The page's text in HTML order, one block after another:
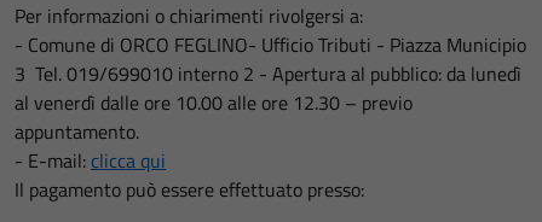
Per informazioni o chiarimenti rivolgersi a:
- Comune di ORCO FEGLINO- Ufficio Tributi - Piazza Municipio
3 Tel. 019/699010 interno 2 - Apertura al pubblico: da lunedì
al venerdì dalle ore 10.00 alle ore 12.30 – previo
appuntamento.
- E-mail: clicca qui
Il pagamento può essere effettuato presso: